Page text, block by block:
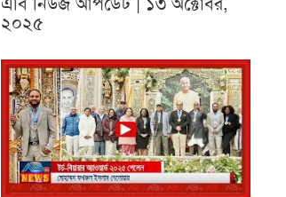
২০২৫